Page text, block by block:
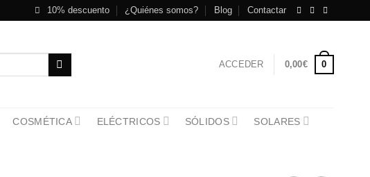
10% descuento ¿Quiénes somos? Blog Contactar
ACCEDER 0,00€ 0
COSMÉTICA ELÉCTRICOS SÓLIDOS SOLARES